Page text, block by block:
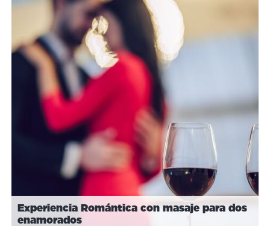
Experiencia Romántica con masaje para dos
enamorados